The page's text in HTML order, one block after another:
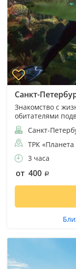
Санкт-
Знакомство с
обитателями
Санкт-
ТРК
3 часа
от 400